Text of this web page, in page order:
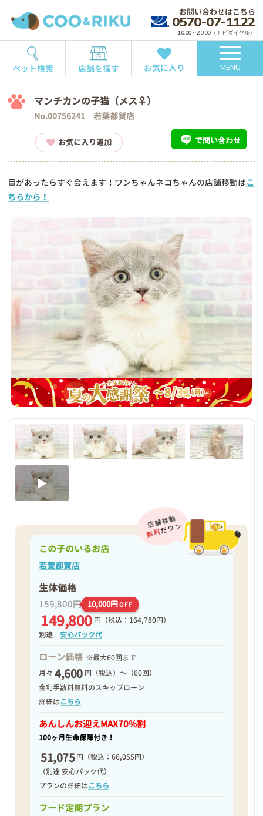
お問い合わせはこちら
0570-07-1122
10:00～20:00（ナビダイヤル）
ペット検索 店舗を探す お気に入り MENU
マンチカンの子猫（メス♀）
No.00756241 若葉都賀店
お気に入り追加 で問い合わせ
目があったらすぐ会えます！ワンちゃんネコちゃんの店舗移動はこ
ちらから！
この子のいるお店
若葉都賀店
生体価格
159,800円 10,000円OFF
149,800 円 （税込：164,780円）
別途安心パック代
ローン価格 ※最大60回まで
月々 4,600 円（税込）～（60回）
金利手数料無料のスキップローン
詳細はこちら
あんしんお迎えMAX70%割
100ヶ月生命保障付き！
51,075 円 （税込：66,055円）
（別途 安心パック代）
プランの詳細はこちら
フード定期プラン